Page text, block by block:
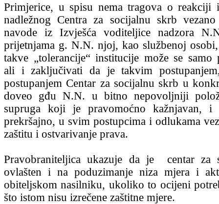
Primjerice, u spisu nema tragova o reakciji
nadležnog Centra za socijalnu skrb
navode iz Izvješća voditeljice nadzora
prijetnjama g. N.N. njoj, kao službenoj
takve „tolerancije“ institucije može se samo
ali i zaključivati da je takvim
postupanjem Centar za socijalnu skrb u
doveo gđu N.N. u bitno nepovoljniji
supruga koji je pravomoćno kažnjavan,
prekršajno, u svim postupcima i odlukama
zaštitu i ostvarivanje prava.
Pravobraniteljica ukazuje da je centar za
ovlašten i na poduzimanje niza mjera i
obiteljskom nasilniku, ukoliko to ocijeni
što istom nisu izrečene zaštitne mjere.